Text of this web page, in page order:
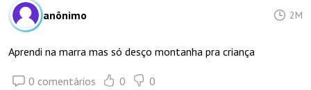
anônimo 2M
Aprendi na marra mas só desço montanha pra criança
0 comentários 0 0